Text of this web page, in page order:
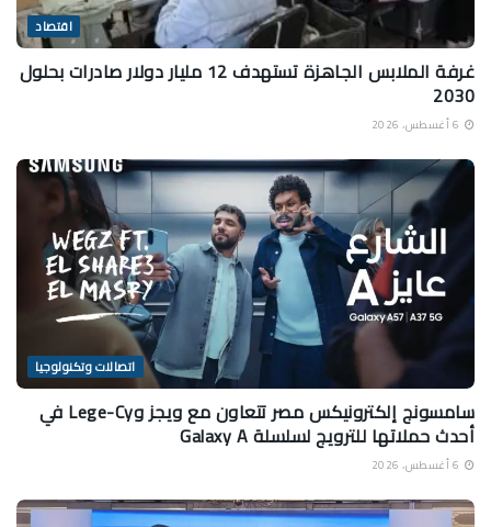
اقتصاد
غرفة الملابس الجاهزة تستهدف 12 مليار دولار صادرات بحلول
2030
اتصالات وتكنولوجيا
سامسونج إلكترونيكس مصر تتعاون مع ويجز وLege-Cy في
أحدث حملاتها للترويج لسلسلة Galaxy A